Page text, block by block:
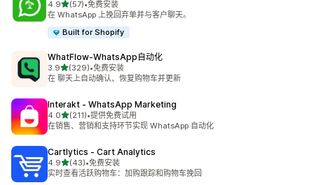
4.9星（满分 5 星）
(57)
总共 57 条评论
•免费安装
在 WhatsApp 上挽回弃单并与客户聊天。
Built for Shopify
WhatFlow‑WhatsApp自动化
3.9星（满分 5 星）
(329)
总共 329 条评论
•免费安装
在 聊天上自动确认、恢复购物车并更新
Interakt ‑ WhatsApp Marketing
4.0星（满分 5 星）
(211)
总共 211 条评论
•提供免费试用
在销售、营销和支持环节实现 WhatsApp 自动化
Cartlytics ‑ Cart Analytics
4.9星（满分 5 星）
(43)
总共 43 条评论
•免费安装
实时查看活跃购物车：加购跟踪和购物车挽回